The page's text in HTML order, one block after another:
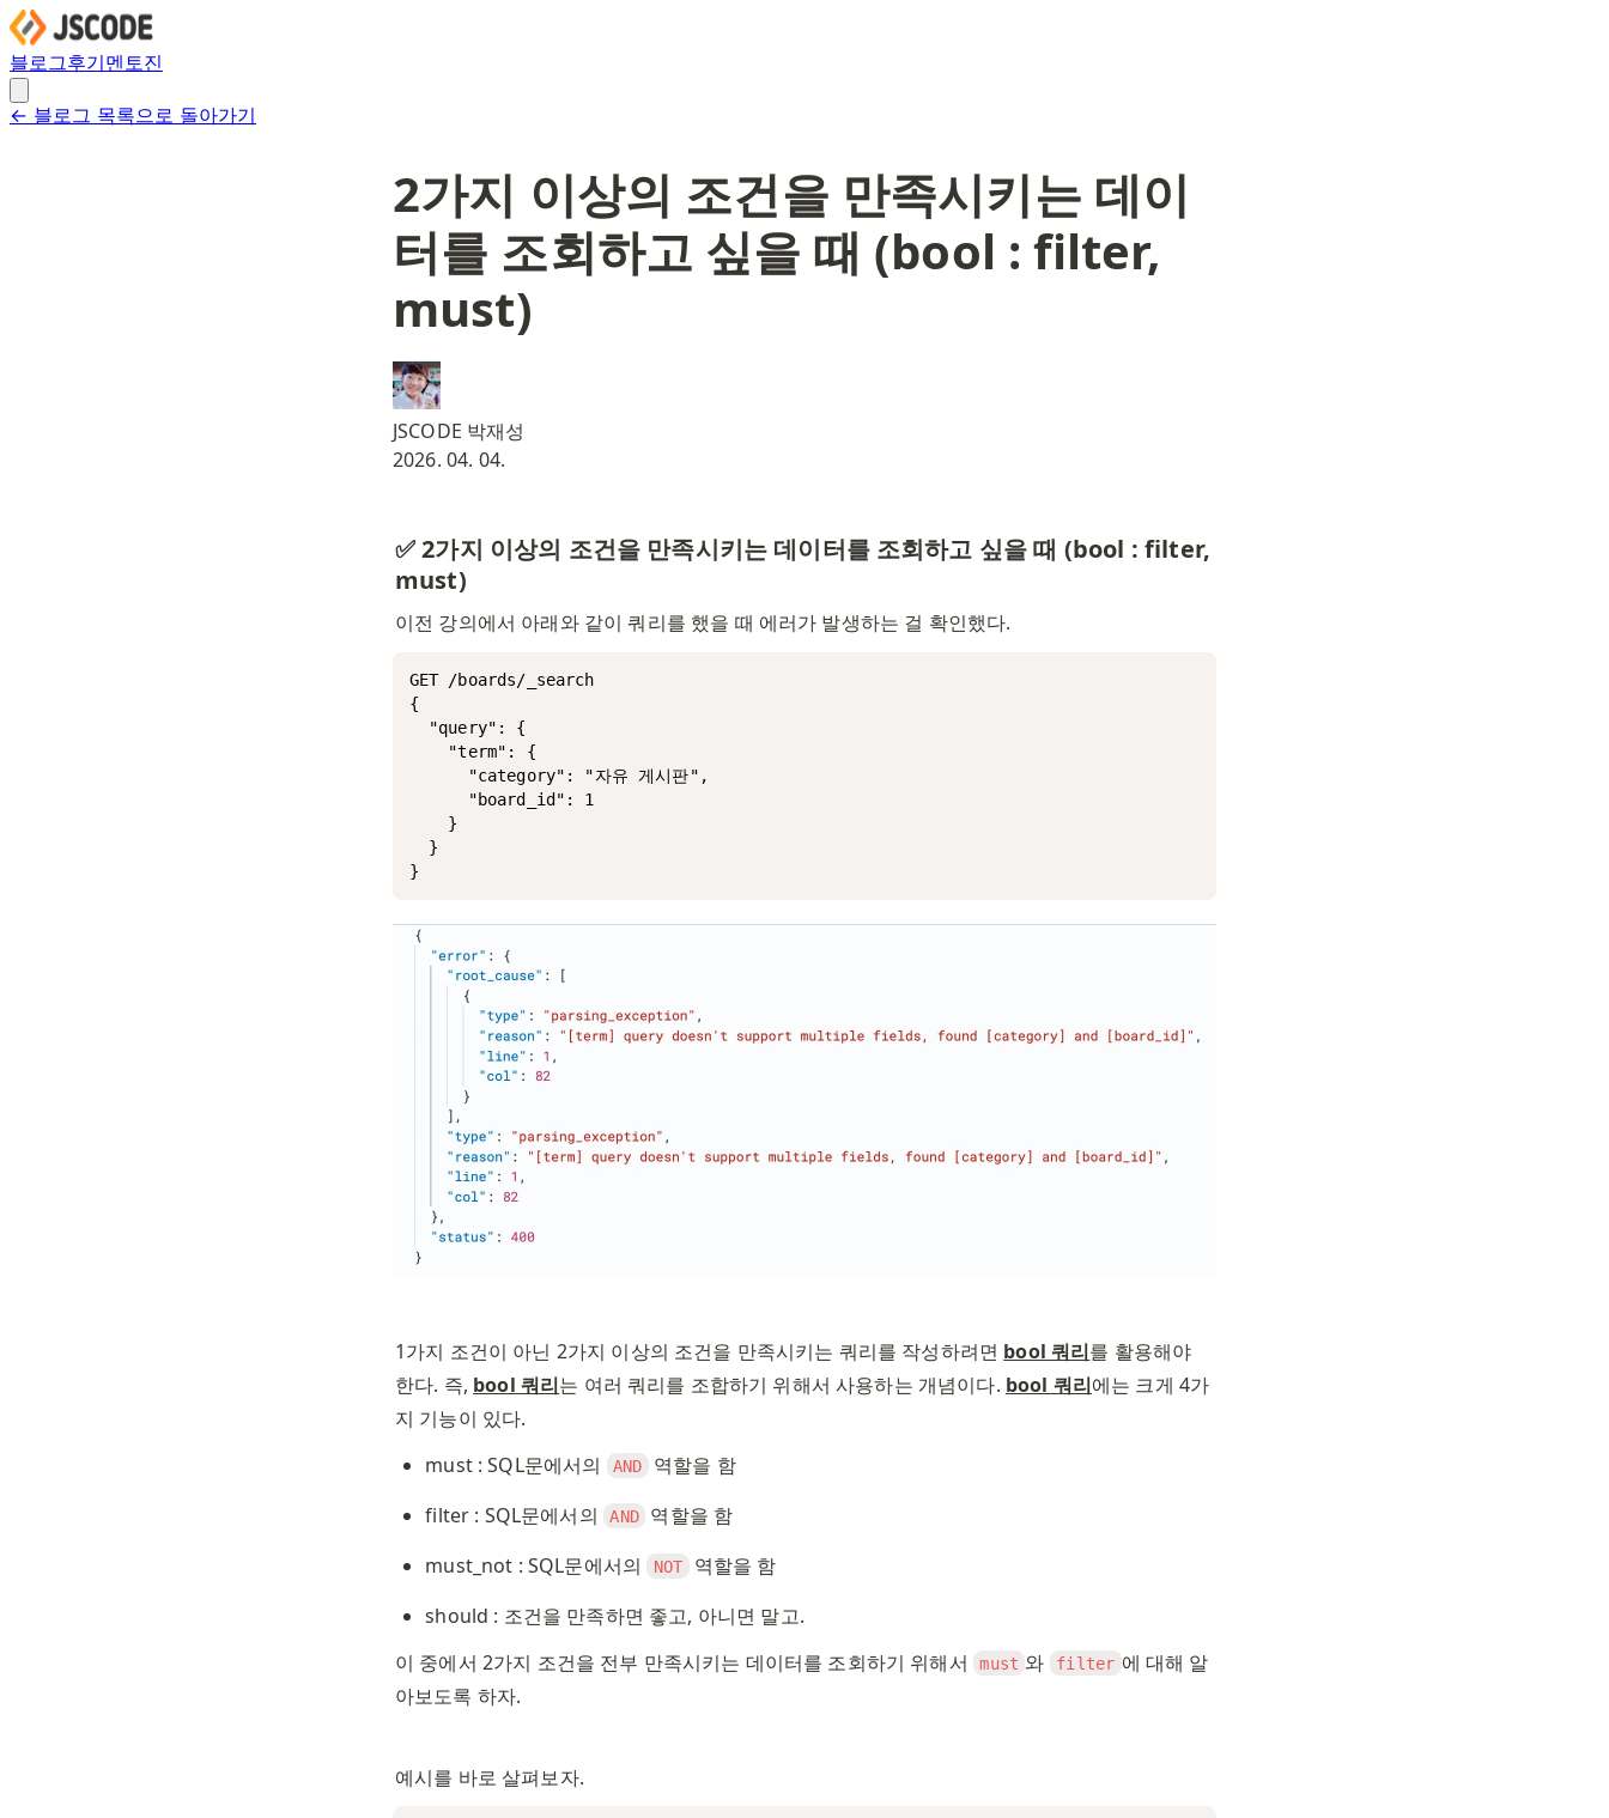
블로그후기멘토진
← 블로그 목록으로 돌아가기
2가지 이상의 조건을 만족시키는 데이
터를 조회하고 싶을 때 (bool : filter,
must)
JSCODE 박재성
2026. 04. 04.
✅ 2가지 이상의 조건을 만족시키는 데이터를 조회하고 싶을 때 (bool : filter,
must)
이전 강의에서 아래와 같이 쿼리를 했을 때 에러가 발생하는 걸 확인했다.
GET /boards/_search
{
  "query": {
    "term": {
      "category": "자유 게시판",
      "board_id": 1
    }
  }
}
1가지 조건이 아닌 2가지 이상의 조건을 만족시키는 쿼리를 작성하려면 bool 쿼리를 활용해야
한다. 즉, bool 쿼리는 여러 쿼리를 조합하기 위해서 사용하는 개념이다. bool 쿼리에는 크게 4가
지 기능이 있다.
must : SQL문에서의
AND
역할을 함
filter : SQL문에서의
AND
역할을 함
must_not : SQL문에서의
NOT
역할을 함
should : 조건을 만족하면 좋고, 아니면 말고.
이 중에서 2가지 조건을 전부 만족시키는 데이터를 조회하기 위해서
must 와 filter 에 대해 알
아보도록 하자.
예시를 바로 살펴보자.